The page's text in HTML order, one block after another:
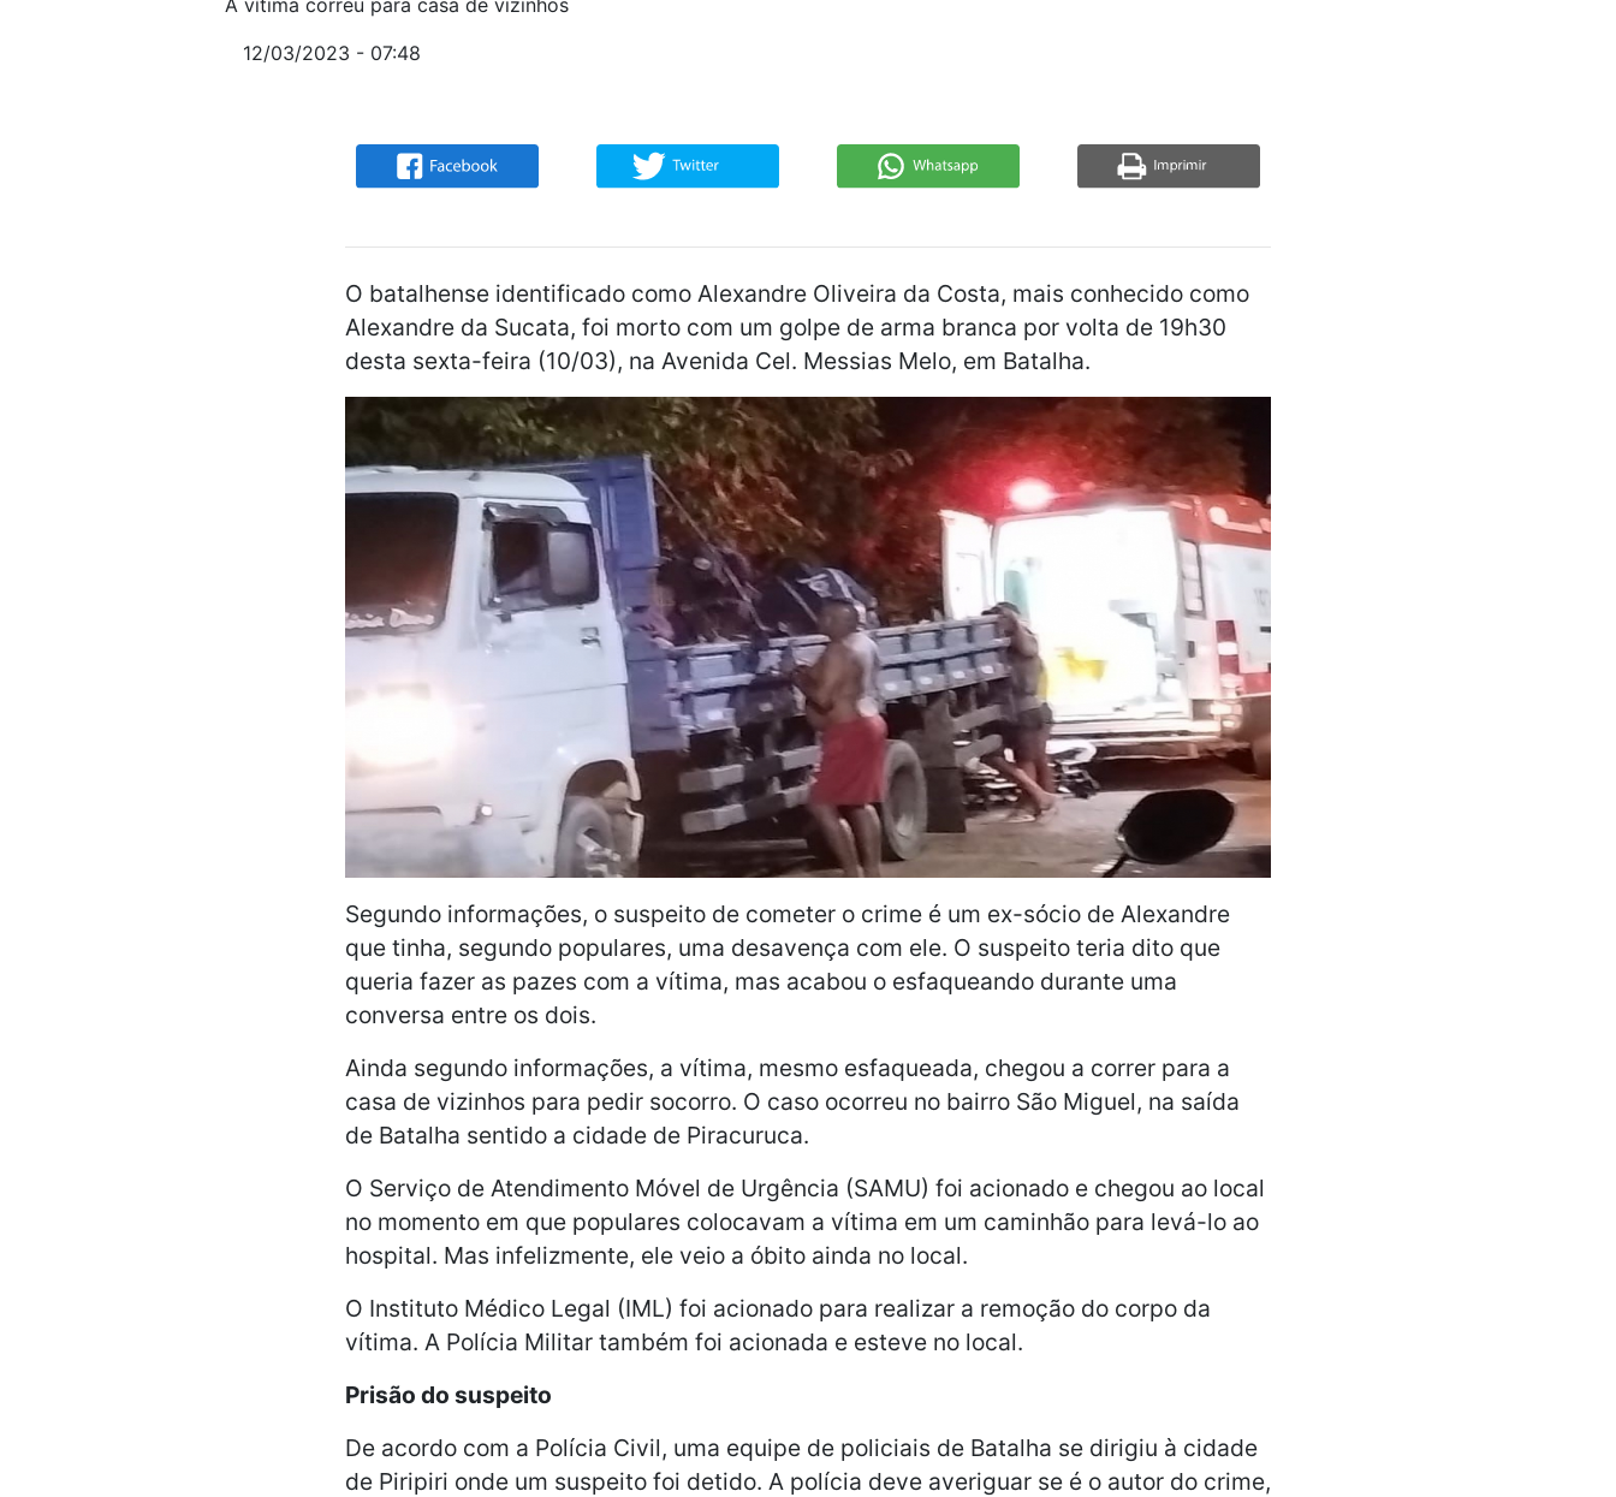
A vítima correu para casa de vizinhos
12/03/2023 - 07:48
O batalhense identificado como Alexandre Oliveira da Costa, mais conhecido como
Alexandre da Sucata, foi morto com um golpe de arma branca por volta de 19h30
desta sexta-feira (10/03), na Avenida Cel. Messias Melo, em Batalha.
Segundo informações, o suspeito de cometer o crime é um ex-sócio de Alexandre
que tinha, segundo populares, uma desavença com ele. O suspeito teria dito que
queria fazer as pazes com a vítima, mas acabou o esfaqueando durante uma
conversa entre os dois.
Ainda segundo informações, a vítima, mesmo esfaqueada, chegou a correr para a
casa de vizinhos para pedir socorro. O caso ocorreu no bairro São Miguel, na saída
de Batalha sentido a cidade de Piracuruca.
O Serviço de Atendimento Móvel de Urgência (SAMU) foi acionado e chegou ao local
no momento em que populares colocavam a vítima em um caminhão para levá-lo ao
hospital. Mas infelizmente, ele veio a óbito ainda no local.
O Instituto Médico Legal (IML) foi acionado para realizar a remoção do corpo da
vítima. A Polícia Militar também foi acionada e esteve no local.
Prisão do suspeito
De acordo com a Polícia Civil, uma equipe de policiais de Batalha se dirigiu à cidade
de Piripiri onde um suspeito foi detido. A polícia deve averiguar se é o autor do crime,